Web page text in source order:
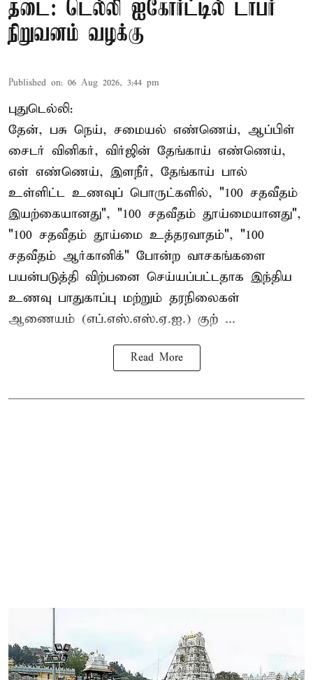
தடை: டெல்லி ஐகோர்ட்டில் டாபர்
நிறுவனம் வழக்கு
Published on: 06 Aug 2026, 3:44 pm
புதுடெல்லி:
தேன், பசு நெய், சமையல் எண்ணெய், ஆப்பிள்
சைடர் வினிகர், விர்ஜின் தேங்காய் எண்ணெய்,
எள் எண்ணெய், இளநீர், தேங்காய் பால்
உள்ளிட்ட உணவுப் பொருட்களில், "100 சதவீதம்
இயற்கையானது", "100 சதவீதம் தூய்மையானது",
"100 சதவீதம் தூய்மை உத்தரவாதம்", "100
சதவீதம் ஆர்கானிக்" போன்ற வாசகங்களை
பயன்படுத்தி விற்பனை செய்யப்பட்டதாக இந்திய
உணவு பாதுகாப்பு மற்றும் தரநிலைகள்
ஆணையம் (எப்.எஸ்.எஸ்.ஏ.ஐ.) குற் ...
Read More